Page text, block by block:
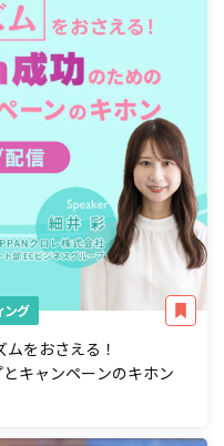
ング
ムをおさえる！
キャンペーンのキホン